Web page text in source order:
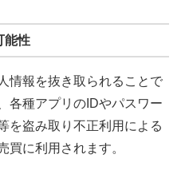
能性
情報を抜き取られることで
各種アプリのIDやパスワー
を盗み取り不正利用による
買に利用されます。